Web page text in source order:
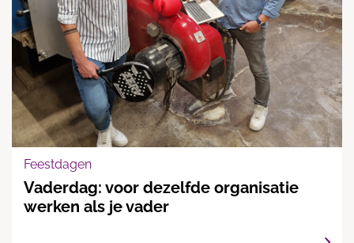
Feestdagen
Vaderdag: voor dezelfde organisatie
werken als je vader